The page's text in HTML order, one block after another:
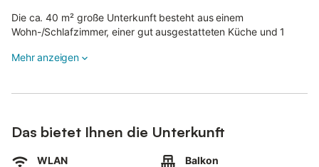
Die ca. 40 m² große Unterkunft besteht aus einem
Wohn-/Schlafzimmer, einer gut ausgestatteten Küche und 1
Flachbildfernseher, Bluray-DVD-Player, Radio, CD-Player sowie
Mehr anzeigen
Das bietet Ihnen die Unterkunft
WLAN Balkon